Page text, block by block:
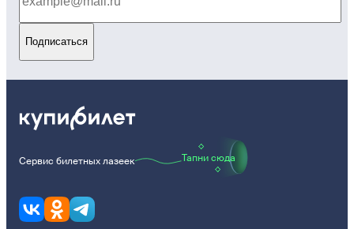
Подписаться
Сервис билетных лазеек Тапни сюда